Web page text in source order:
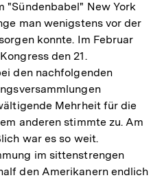
"Sündenbabel" New York
man wenigstens vor der
konnte. Im Februar
den 21.
den nachfolgenden
Mehrheit für die
anderen stimmte zu. Am
war es so weit.
im sittenstrengen
den Amerikanern endlich